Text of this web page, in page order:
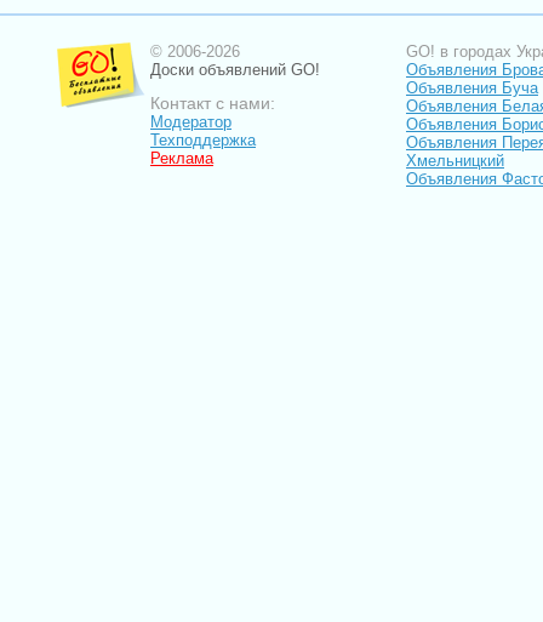
© 2006-2026
Доски объявлений GO!
Контакт с нами:
Модератор
Техподдержка
Реклама
GO! в городах
Объявления
Объявления Буча
Объявления
Объявления
Объявления
Хмельницкий
Объявления